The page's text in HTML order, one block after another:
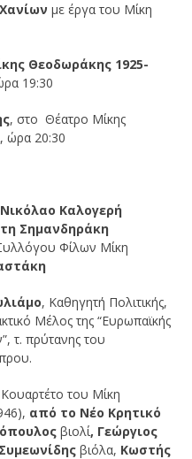
Χανίωνμε έργα του Μίκη
Θεοδωράκης 1925-
19:30
, στο Θέατρο Μίκης
ώρα 20:30
Νικόλαο Καλογερή
Σημανδηράκη
Φίλων Μίκη
, Καθηγητή Πολιτικής,
Μέλος της “Ευρωπαϊκής
τ. πρύτανης του
του Μίκη
από το Νέο Κρητικό
βιολί, Γεώργιος
βιόλα, Κωστής